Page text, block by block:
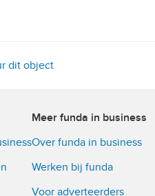
dit object
Meer funda in business
Over funda in business
Werken bij funda
Voor adverteerders